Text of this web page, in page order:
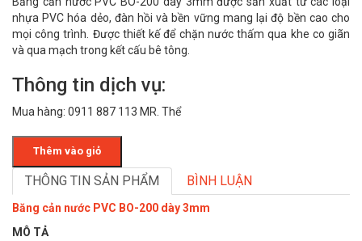
nhựa PVC hóa dẻo, đàn hồi và bền vững mang lại độ bền cao cho
mọi công trình. Được thiết kế để chặn nước thấm qua khe co giãn
và qua mạch trong kết cấu bê tông.
Thông tin dịch vụ:
Mua hàng: 0911 887 113 MR. Thể
Thêm vào giỏ
THÔNG TIN SẢN PHẨM BÌNH LUẬN
Băng cản nước PVC BO-200 dày 3mm
MÔ TẢ